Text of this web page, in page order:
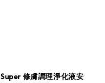
Super 修膚調理淨化液安